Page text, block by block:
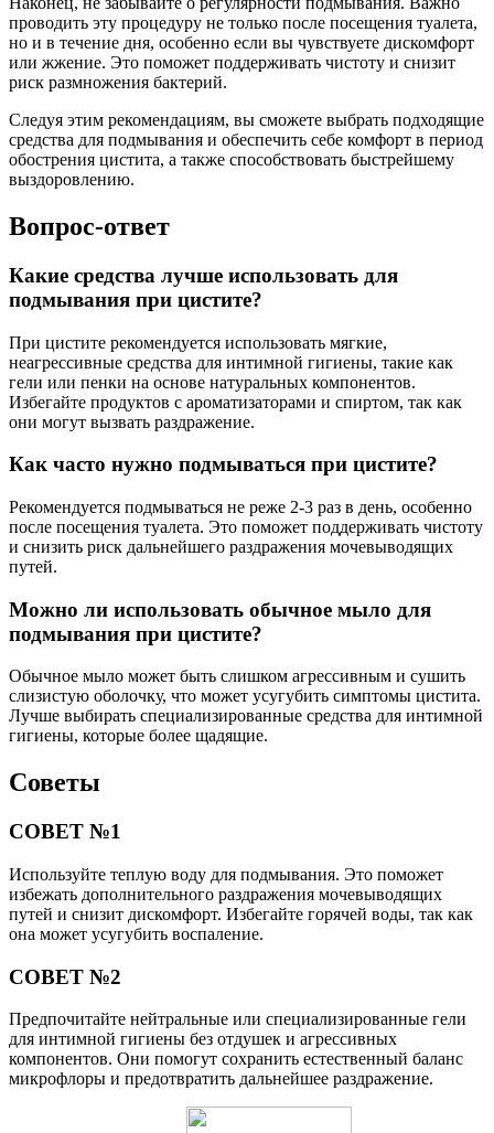
проводить эту процедуру не только после посещения туалета,
но и в течение дня, особенно если вы чувствуете дискомфорт
или жжение. Это поможет поддерживать чистоту и снизит
риск размножения бактерий.
Следуя этим рекомендациям, вы сможете выбрать подходящие
средства для подмывания и обеспечить себе комфорт в период
обострения цистита, а также способствовать быстрейшему
выздоровлению.
Вопрос-ответ
Какие средства лучше использовать для
подмывания при цистите?
При цистите рекомендуется использовать мягкие,
неагрессивные средства для интимной гигиены, такие как
гели или пенки на основе натуральных компонентов.
Избегайте продуктов с ароматизаторами и спиртом, так как
они могут вызвать раздражение.
Как часто нужно подмываться при цистите?
Рекомендуется подмываться не реже 2-3 раз в день, особенно
после посещения туалета. Это поможет поддерживать чистоту
и снизить риск дальнейшего раздражения мочевыводящих
путей.
Можно ли использовать обычное мыло для
подмывания при цистите?
Обычное мыло может быть слишком агрессивным и сушить
слизистую оболочку, что может усугубить симптомы цистита.
Лучше выбирать специализированные средства для интимной
гигиены, которые более щадящие.
Советы
СОВЕТ №1
Используйте теплую воду для подмывания. Это поможет
избежать дополнительного раздражения мочевыводящих
путей и снизит дискомфорт. Избегайте горячей воды, так как
она может усугубить воспаление.
СОВЕТ №2
Предпочитайте нейтральные или специализированные гели
для интимной гигиены без отдушек и агрессивных
компонентов. Они помогут сохранить естественный баланс
микрофлоры и предотвратить дальнейшее раздражение.